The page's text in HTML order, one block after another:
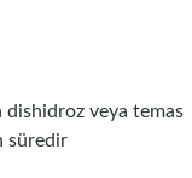
dishidroz veya temas
süredir